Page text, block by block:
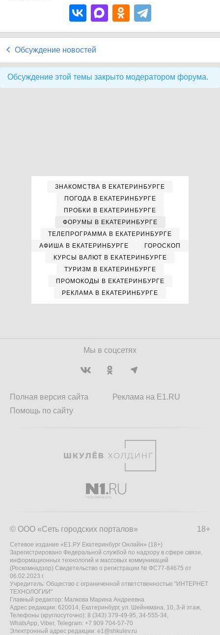
Обсуждение новостей
Обсуждение этой темы закрыто модератором форума.
ЗНАКОМСТВА В ЕКАТЕРИНБУРГЕ
ПОГОДА В ЕКАТЕРИНБУРГЕ
ПРОБКИ В ЕКАТЕРИНБУРГЕ
ФОРУМЫ В ЕКАТЕРИНБУРГЕ
ТЕЛЕПРОГРАММА В ЕКАТЕРИНБУРГЕ
АФИША В ЕКАТЕРИНБУРГЕ
ГОРОСКОП
КУРСЫ ВАЛЮТ В ЕКАТЕРИНБУРГЕ
ТУРИЗМ В ЕКАТЕРИНБУРГЕ
ПРОМОКОДЫ В ЕКАТЕРИНБУРГЕ
РЕКЛАМА В ЕКАТЕРИНБУРГЕ
Мы в соцсетях
Полная версия сайта
Помощь по сайту
Реклама на E1.RU
18+
© ООО «Сеть городских порталов»
Сетевое издание «Е1.РУ Екатеринбург Онлайн» (18+)
Зарегистрировано Федеральной службой по надзору в сфере связи,
информационных технологий и массовых коммуникаций
(Роскомнадзор) Свидетельство о регистрации № ФС77-84675 от
06.02.2023 г.
Учредитель: Общество с ограниченной ответственностью "ИНТЕРНЕТ
ТЕХНОЛОГИИ"
Главный редактор: Малкова Марина Андреевна
Адрес редакции: 620014, Екатеринбург, ул. Шейнкмана, 10, 3-й этаж,
Телефоны (круглосуточно): 8 (343) 379-49-95, 34-555-34,
WhatsApp, Viber, Telegram: +7 909 704-57-70
Электронный адрес редакции: e1@shkulev.ru